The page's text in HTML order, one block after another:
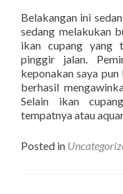
Belakangan ini
sedang melakukan
ikan cupang yang
pinggir jalan.
keponakan saya
berhasil
Selain ikan
tempatnya atau
Posted in